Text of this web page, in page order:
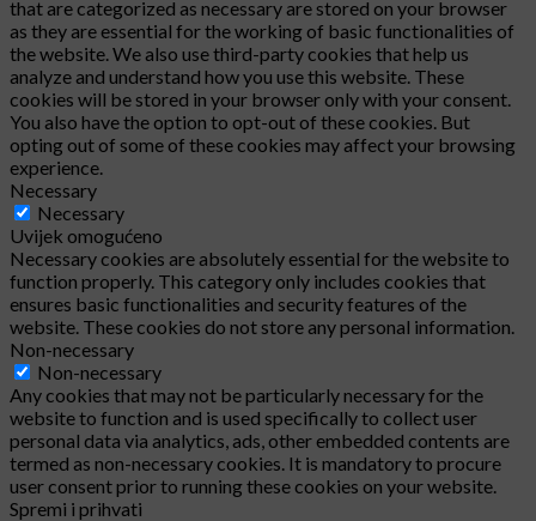
that are categorized as necessary are stored on your browser
as they are essential for the working of basic functionalities of
the website. We also use third-party cookies that help us
analyze and understand how you use this website. These
cookies will be stored in your browser only with your consent.
You also have the option to opt-out of these cookies. But
opting out of some of these cookies may affect your browsing
experience.
Necessary
Necessary
Uvijek omogućeno
Necessary cookies are absolutely essential for the website to
function properly. This category only includes cookies that
ensures basic functionalities and security features of the
website. These cookies do not store any personal information.
Non-necessary
Non-necessary
Any cookies that may not be particularly necessary for the
website to function and is used specifically to collect user
personal data via analytics, ads, other embedded contents are
termed as non-necessary cookies. It is mandatory to procure
user consent prior to running these cookies on your website.
Spremi i prihvati